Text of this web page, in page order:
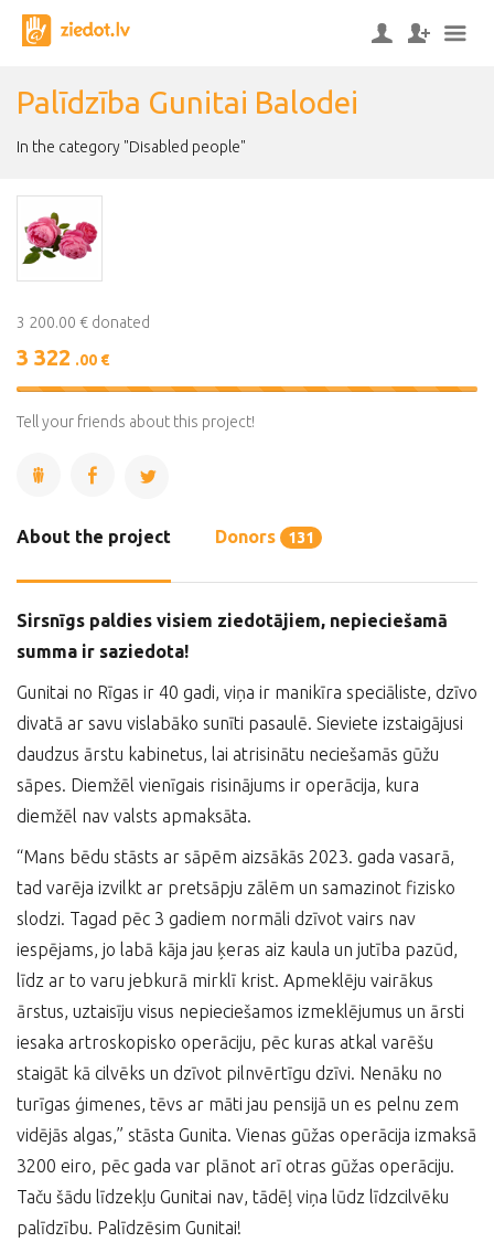
Palīdzība Gunitai Balodei
In the category "Disabled people"
3 200.00 € donated
3 322 .00 €
104%
Tell your friends about this project!
About the project Donors 131
Sirsnīgs paldies visiem ziedotājiem, nepieciešamā
summa ir saziedota!
Gunitai no Rīgas ir 40 gadi, viņa ir manikīra speciāliste, dzīvo
divatā ar savu vislabāko sunīti pasaulē. Sieviete izstaigājusi
daudzus ārstu kabinetus, lai atrisinātu neciešamās gūžu
sāpes. Diemžēl vienīgais risinājums ir operācija, kura
diemžēl nav valsts apmaksāta.
“Mans bēdu stāsts ar sāpēm aizsākās 2023. gada vasarā,
tad varēja izvilkt ar pretsāpju zālēm un samazinot fizisko
slodzi. Tagad pēc 3 gadiem normāli dzīvot vairs nav
iespējams, jo labā kāja jau ķeras aiz kaula un jutība pazūd,
līdz ar to varu jebkurā mirklī krist. Apmeklēju vairākus
ārstus, uztaisīju visus nepieciešamos izmeklējumus un ārsti
iesaka artroskopisko operāciju, pēc kuras atkal varēšu
staigāt kā cilvēks un dzīvot pilnvērtīgu dzīvi. Nenāku no
turīgas ģimenes, tēvs ar māti jau pensijā un es pelnu zem
vidējās algas,” stāsta Gunita. Vienas gūžas operācija izmaksā
3200 eiro, pēc gada var plānot arī otras gūžas operāciju.
Taču šādu līdzekļu Gunitai nav, tādēļ viņa lūdz līdzcilvēku
palīdzību. Palīdzēsim Gunitai!